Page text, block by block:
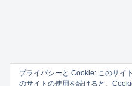
プライバシーと Cookie: このサイ
のサイトの使用を続けると、